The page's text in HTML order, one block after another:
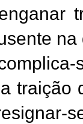
na
traição